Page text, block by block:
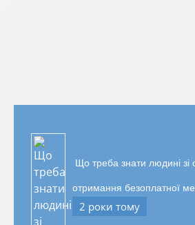
Що треба знати людині
отримання безоплатної
2 роки тому